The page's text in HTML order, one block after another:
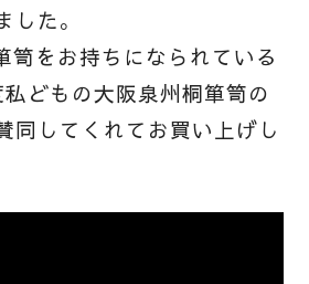
した。
笥をお持ちになられている
私どもの大阪泉州桐箪笥の
同してくれてお買い上げし